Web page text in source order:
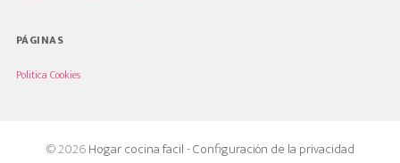
PÁGINAS
Politica Cookies
© 2026Hogar cocina facil-Configuración de la privacidad